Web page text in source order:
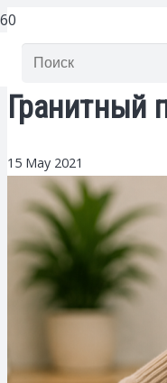
Гранитный
15 May 2021